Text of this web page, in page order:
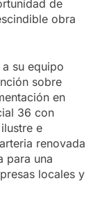
de
obra
su equipo
sobre
en
36 con
e
renovada
para una
locales y